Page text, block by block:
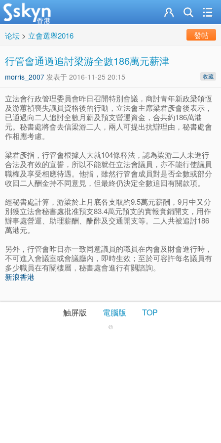
论坛 > 立會選舉2016 發帖
行管會通過追討梁游全數186萬元薪津
收藏
morris_2007 发表于 2016-11-25 20:15
立法會行政管理委員會昨日召開特別會議，商討青年新政梁頌恆
及游蕙禎喪失議員資格後的行動，立法會主席梁君彥會後表示，
已通過向二人追討全數月薪及預支營運資金，合共約186萬港
元。秘書處將會去信梁游二人，兩人可提出抗辯理由，秘書處會
作相應考慮。
梁君彥指，行管會根據人大就104條釋法，認為梁游二人未進行
合法及有效的宣誓，所以不能就任立法會議員，亦不能行使議員
職權及享受相應待遇。他指，雖然行管會成員對是否全數或部分
收回二人酬金持不同意見，但最終仍決定全數追回有關款項。
經秘書處計算，游梁於上月底各支取約9.5萬元薪酬，9月中又分
別獲立法會秘書處批准預支83.4萬元預支的實報實銷開支，用作
辦事處營運、助理薪酬、酬酢及交通開支等。二人共被追討186
萬港元。
另外，行管會昨日亦一致同意議員的職員在內會及財會進行時，
不可進入會議室或會議廳內，即時生效；至於可容許每名議員有
多少職員在有關樓層，秘書處會進行有關諮詢。
新浪香港
触屏版 電腦版 TOP
©